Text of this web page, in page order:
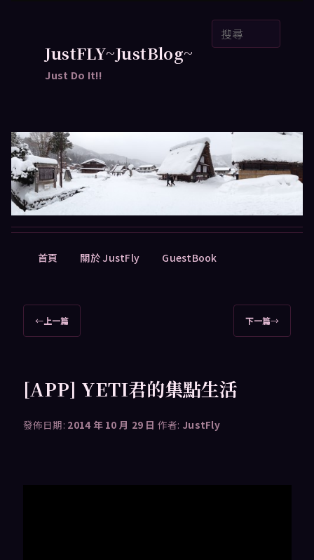
JustFLY~JustBlog~
Just Do It!!
首頁 關於 JustFly GuestBook
章
←上一篇 下一篇→
[APP] YETI君的集點生活
發佈日期: 2014 年 10 月 29 日 作者: JustFly